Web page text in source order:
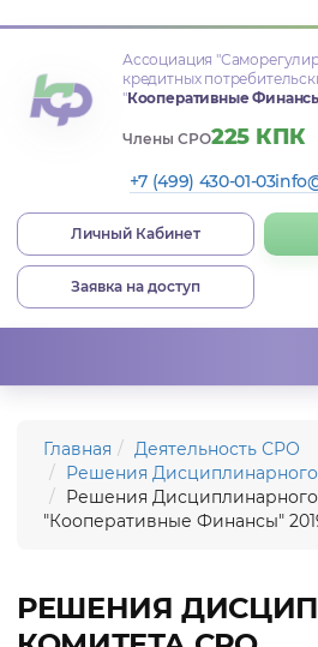
Ассоциация
кредитных
"Кооперативные
Члены СРО225 КПК
+7 (499) 430-01-03
Личный Кабинет
Заявка на доступ
Главная
Деятельность СРО
Решения Дисциплинарного
Решения
"Кооперативные Финансы"
РЕШЕНИЯ